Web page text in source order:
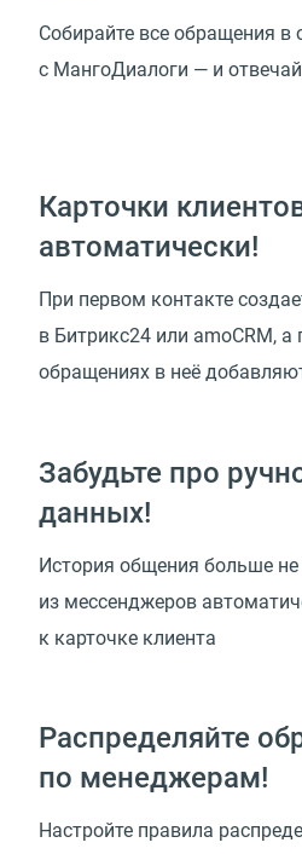
Собирайте все обращения в
с МангоДиалоги — и
Карточки
автоматически!
При первом контакте
в Битрикс24 или amoCRM,
обращениях в неё
Забудьте про
данных!
История общения больше не
из мессенджеров
к карточке клиента
Распределяйте
по менеджерам!
Настройте правила